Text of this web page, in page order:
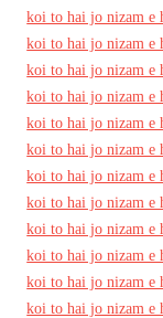
koi to hai jo nizam e
koi to hai jo nizam e
koi to hai jo nizam e
koi to hai jo nizam e
koi to hai jo nizam e
koi to hai jo nizam e
koi to hai jo nizam e
koi to hai jo nizam e
koi to hai jo nizam e
koi to hai jo nizam e
koi to hai jo nizam e
koi to hai jo nizam e